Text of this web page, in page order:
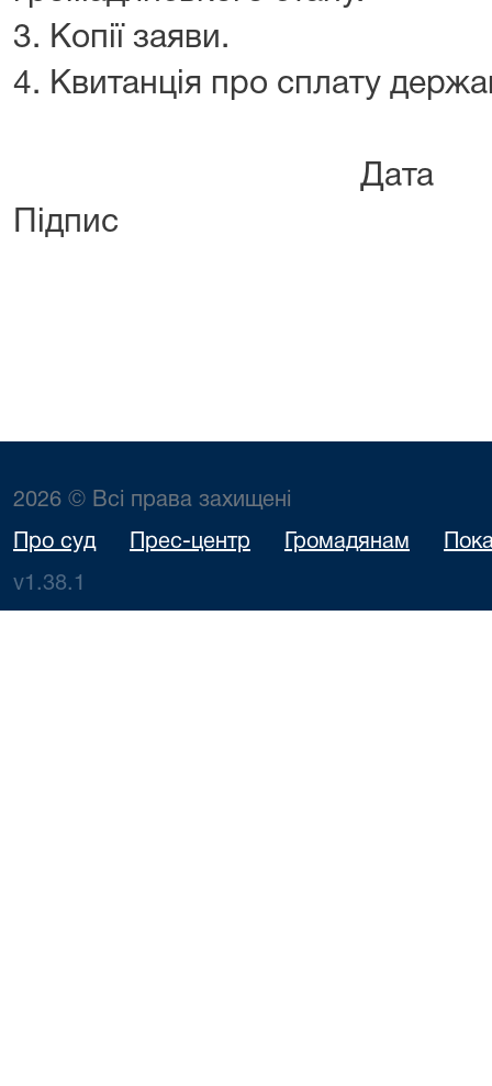
3. Копії заяви.
4. Квитанція про сплату
Підпис
2026 © Всі права захищені
Про суд Прес-центр Громадянам
v1.38.1